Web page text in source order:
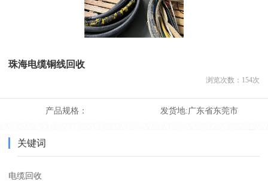
珠海电缆铜线回收
浏览次数： 154次
产品规格： 发货地:广东省东莞市
关键词
电缆回收